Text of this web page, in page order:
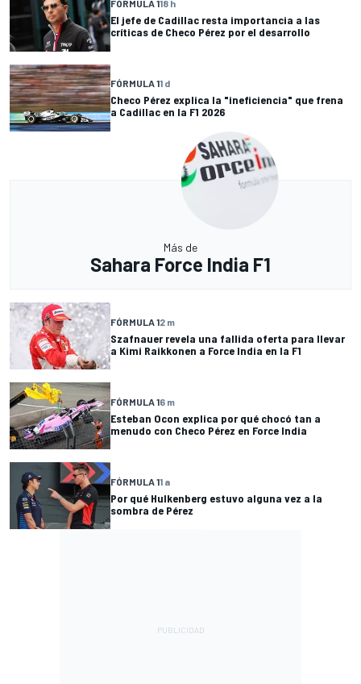
FÓRMULA 118 h
El jefe de Cadillac resta importancia a las
críticas de Checo Pérez por el desarrollo
FÓRMULA 11 d
Checo Pérez explica la "ineficiencia" que frena
a Cadillac en la F1 2026
Más de
Sahara Force India F1
FÓRMULA 12 m
Szafnauer revela una fallida oferta para llevar
a Kimi Raikkonen a Force India en la F1
FÓRMULA 16 m
Esteban Ocon explica por qué chocó tan a
menudo con Checo Pérez en Force India
FÓRMULA 11 a
Por qué Hulkenberg estuvo alguna vez a la
sombra de Pérez